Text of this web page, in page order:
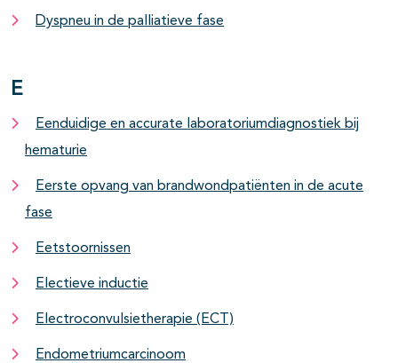
Dyspneu in de palliatieve fase
E
Eenduidige en accurate laboratoriumdiagnostiek bij
hematurie
Eerste opvang van brandwondpatiënten in de acute
fase
Eetstoornissen
Electieve inductie
Electroconvulsietherapie (ECT)
Endometriumcarcinoom